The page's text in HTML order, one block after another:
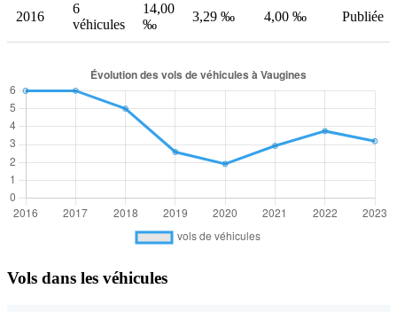
2016
6
véhicules
14,00
‰
3,29 ‰ 4,00 ‰ Publiée
Vols dans les véhicules